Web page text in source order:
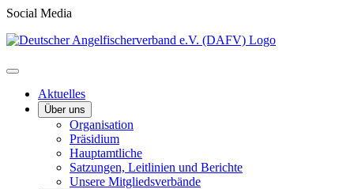
Social Media
Aktuelles
Über uns
Organisation
Präsidium
Hauptamtliche
Satzungen, Leitlinien und Berichte
Unsere Mitgliedsverbände